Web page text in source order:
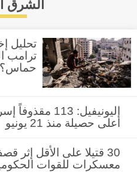
الشرق
تحليل
ترامب
حماس؟
اليونيفيل:
أعلى حصيلة منذ 21 يونيو
30 قتيلا على الأقل
معسكرات للقوات